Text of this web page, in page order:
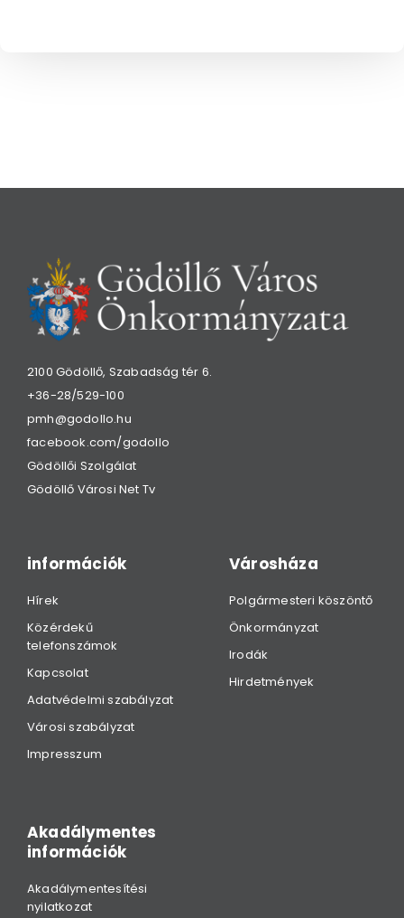
2100 Gödöllő, Szabadság tér 6.
+36-28/529-100
pmh@godollo.hu
facebook.com/godollo
Gödöllői Szolgálat
Gödöllő Városi Net Tv
információk
Hírek
Közérdekű
telefonszámok
Kapcsolat
Adatvédelmi szabályzat
Városi szabályzat
Impresszum
Városháza
Polgármesteri köszöntő
Önkormányzat
Irodák
Hirdetmények
Akadálymentes
információk
Akadálymentesítési
nyilatkozat